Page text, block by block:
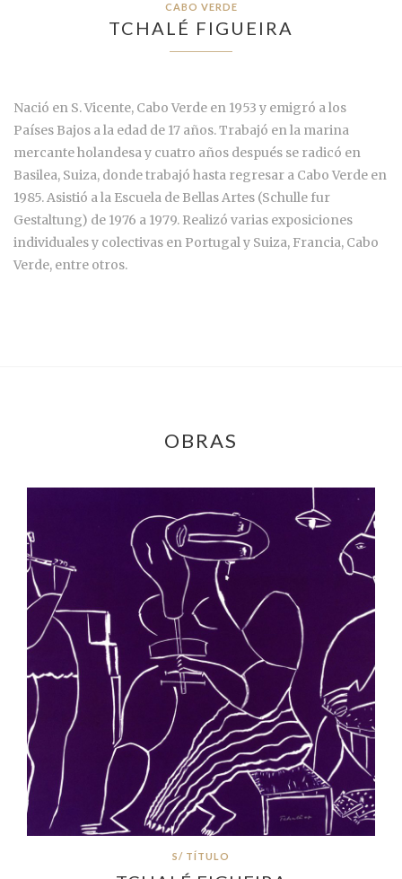
CABO VERDE
TCHALÉ FIGUEIRA
Nació en S. Vicente, Cabo Verde en 1953 y emigró a los
Países Bajos a la edad de 17 años. Trabajó en la marina
mercante holandesa y cuatro años después se radicó en
Basilea, Suiza, donde trabajó hasta regresar a Cabo Verde en
1985. Asistió a la Escuela de Bellas Artes (Schulle fur
Gestaltung) de 1976 a 1979. Realizó varias exposiciones
individuales y colectivas en Portugal y Suiza, Francia, Cabo
Verde, entre otros.
OBRAS
S/ TÍTULO